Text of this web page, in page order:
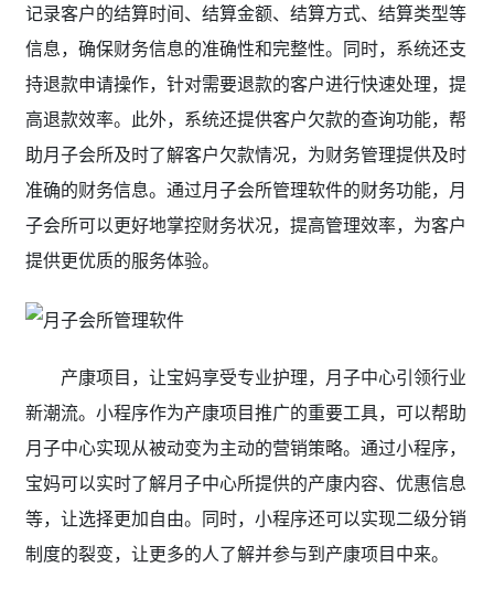
记录客户的结算时间、结算金额、结算方式、结算类型等
信息，确保财务信息的准确性和完整性。同时，系统还支
持退款申请操作，针对需要退款的客户进行快速处理，提
高退款效率。此外，系统还提供客户欠款的查询功能，帮
助月子会所及时了解客户欠款情况，为财务管理提供及时
准确的财务信息。通过月子会所管理软件的财务功能，月
子会所可以更好地掌控财务状况，提高管理效率，为客户
提供更优质的服务体验。
产康项目，让宝妈享受专业护理，月子中心引领行业
新潮流。小程序作为产康项目推广的重要工具，可以帮助
月子中心实现从被动变为主动的营销策略。通过小程序，
宝妈可以实时了解月子中心所提供的产康内容、优惠信息
等，让选择更加自由。同时，小程序还可以实现二级分销
制度的裂变，让更多的人了解并参与到产康项目中来。